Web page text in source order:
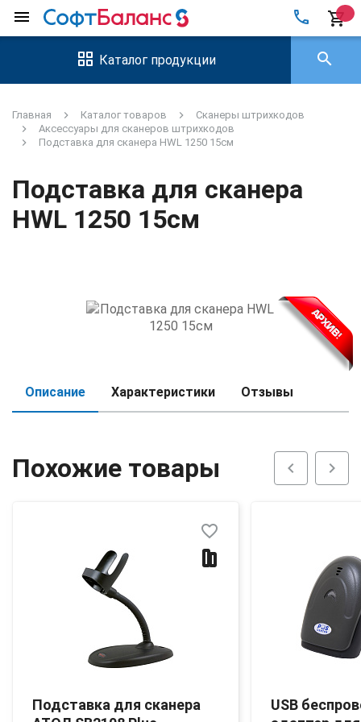
menu local_phone shopping_cart
Каталог продукции search
Главная Каталог товаров
Сканеры штрихкодов
Аксессуары для сканеров штрихкодов
Подставка для сканера HWL 1250 15см
Подставка для сканера
HWL 1250 15см
Описание Характеристики Отзывы
Похожие товары chevron_left chevron_right
Подставка для сканера
favorite_border
USB